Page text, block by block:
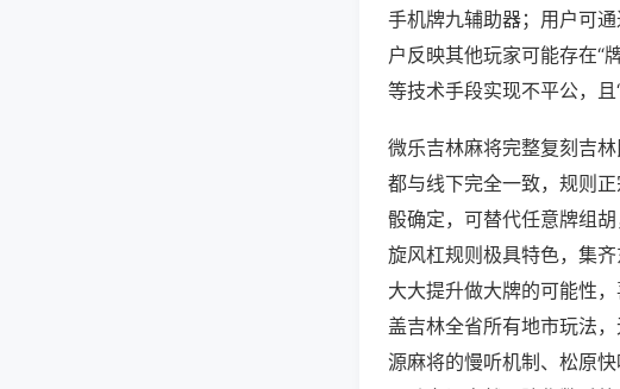
手机牌九辅助器；用户可通
户反映其他玩家可能存在“
等技术手段实现不平公，且
微乐吉林麻将完整复刻吉
都与线下完全一致，规则
骰确定，可替代任意牌组
旋风杠规则极具特色，集
大大提升做大牌的可能性
盖吉林全省所有地市玩法
源麻将的慢听机制、松原